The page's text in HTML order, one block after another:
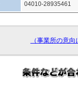
04010-28935461
（事業所の意